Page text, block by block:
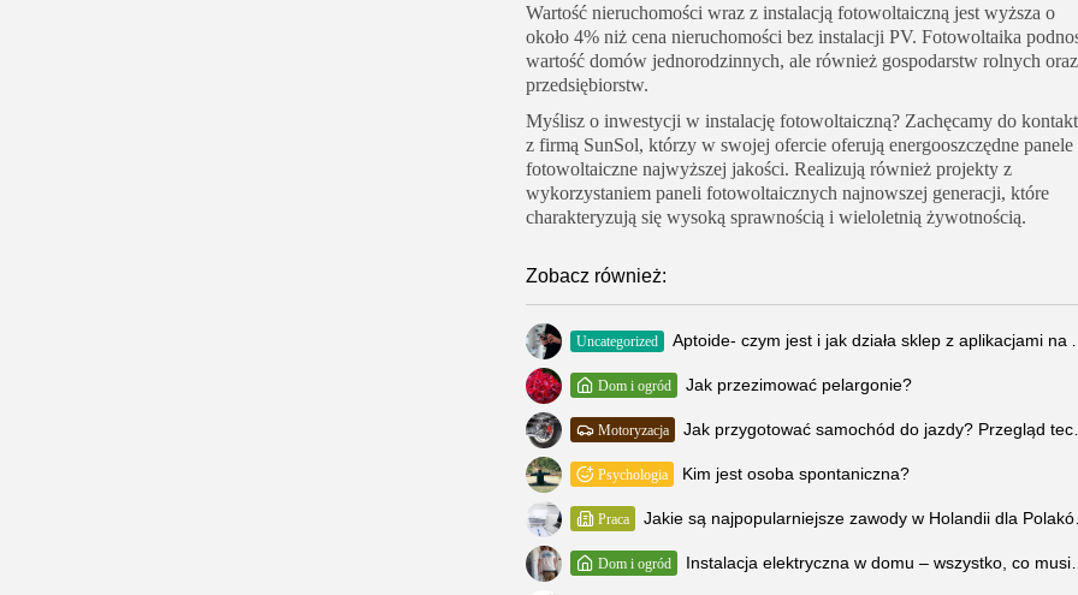
Wartość nieruchomości wraz z instalacją fotowoltaiczną jest wyższa o
około 4% niż cena nieruchomości bez instalacji PV. Fotowoltaika
wartość domów jednorodzinnych, ale również gospodarstw rolnych oraz
przedsiębiorstw.
Myślisz o inwestycji w instalację fotowoltaiczną? Zachęcamy do
z firmą SunSol, którzy w swojej ofercie oferują energooszczędne panele
fotowoltaiczne najwyższej jakości. Realizują również projekty z
wykorzystaniem paneli fotowoltaicznych najnowszej generacji, które
charakteryzują się wysoką sprawnością i wieloletnią żywotnością.
Zobacz również:
Uncategorized Aptoide-
Dom i ogród Jak przezimować pelargonie?
Motoryzacja Jak
Psychologia Kim jest osoba spontaniczna?
Praca
Dom i ogród Instalacja